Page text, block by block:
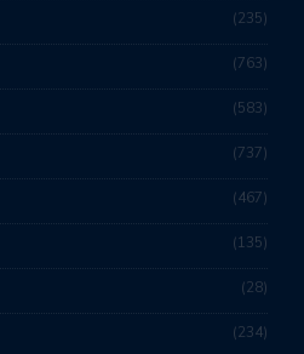
235
763
583
737
467
135
28
234